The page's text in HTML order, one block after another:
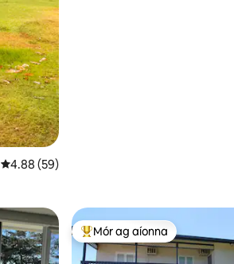
Meánrátáil 4.88 as 5, 59 léirmheas
4.88 (59)
An-mhór ag aíonna
Mór ag aíonna